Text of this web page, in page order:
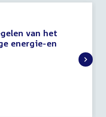
van het
energie-en